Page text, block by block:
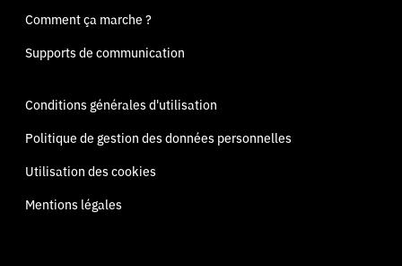
Comment ça marche ?
Supports de communication
Conditions générales d'utilisation
Politique de gestion des données personnelles
Utilisation des cookies
Mentions légales